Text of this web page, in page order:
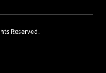
Reserved.